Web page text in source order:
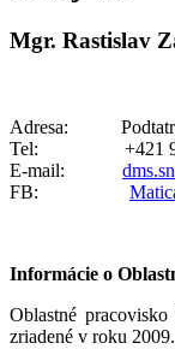
Mgr. Rastislav
Adresa:
Tel: +421 918
E-mail:
FB:
Informácie o
Oblastné
zriadené v roku